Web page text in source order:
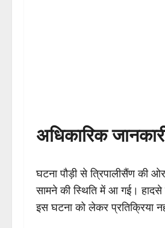
अधिकारिक
घटना पौड़ी से त्रिपालीसैंण की
सामने की स्थिति में आ गई।
इस घटना को लेकर प्रतिक्रिया